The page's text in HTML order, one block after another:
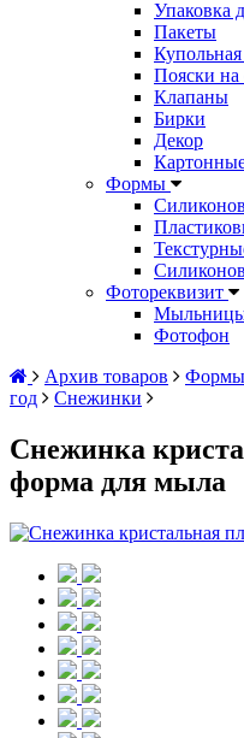
Упаковка
Пакеты
Пояски
Клапаны
Бирки
Декор
Формы
Фотореквизит
Фотофон
Архив товаров
Формы
год
Снежинки
Снежинка
форма для мыла